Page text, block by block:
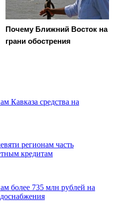
Почему Ближний Восток на
грани обострения
Кавказа средства на
регионам часть
кредитам
более 735 млн рублей на